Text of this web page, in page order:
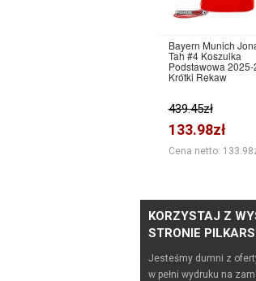
Bayern Munich
Tah #4 Koszulka
Podstawowa 2025-
Krótki Rękaw
439.45zł
133.98zł
Cena netto:
KORZYSTAJ Z
STRONIE
Jesteśmy dumni z
w pełni wydruku na